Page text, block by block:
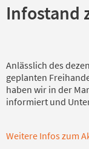
Infostand
Anlässlich des
geplanten
haben wir in der
informiert und
Weitere Infos zum